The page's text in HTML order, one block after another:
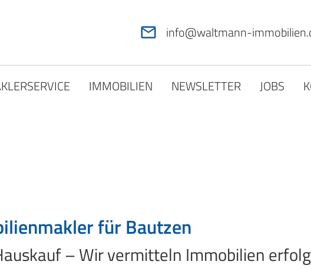
info@waltmann-
IMMOBILIEN NEWSLETTER JOBS
für Bautzen
– Wir vermitteln Immobilien